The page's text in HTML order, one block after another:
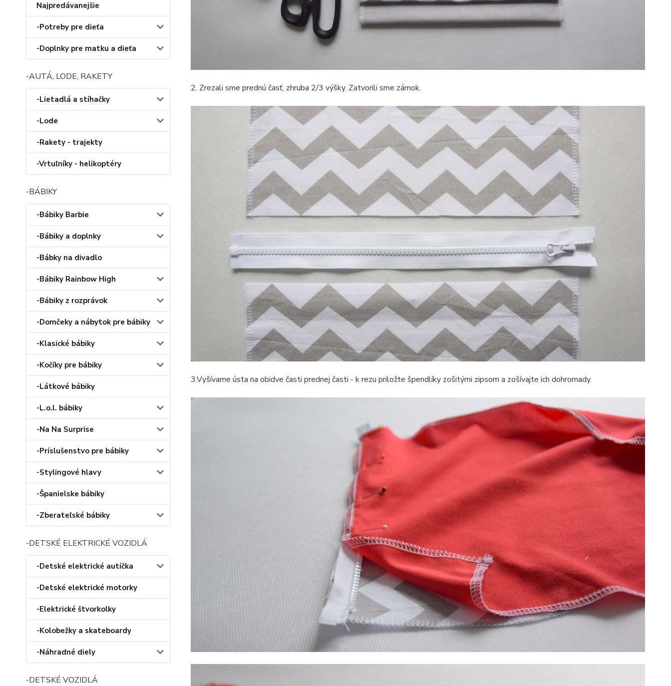
Najpredávanejšie
-Potreby pre dieťa
-Doplnky pre matku a dieťa
-AUTÁ, LODE, RAKETY
-Lietadlá a stíhačky
-Lode
-Rakety - trajekty
-Vrtuľníky - helikoptéry
-BÁBIKY
-Bábiky Barbie
-Bábiky a doplnky
-Bábky na divadlo
-Bábiky Rainbow High
-Bábiky z rozprávok
-Domčeky a nábytok pre bábiky
-Klasické bábiky
-Kočíky pre bábiky
-Látkové bábiky
-L.o.l. bábiky
-Na Na Surprise
-Príslušenstvo pre bábiky
-Stylingové hlavy
-Španielske bábiky
-Zberateľské bábiky
-DETSKÉ ELEKTRICKÉ VOZIDLÁ
-Detské elektrické autíčka
-Detské elektrické motorky
-Elektrické štvorkolky
-Kolobežky a skateboardy
-Náhradné diely
-DETSKÉ VOZIDLÁ
2. Zrezali sme prednú časť, zhruba 2/3 výšky. Zatvorili sme zámok.
3.Vyšívame ústa na obidve časti prednej časti - k rezu priložte špendlíky zošitými zipsom a zošívajte ich dohromady.